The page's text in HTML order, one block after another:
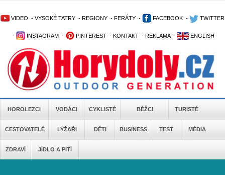
VIDEO - VYSOKÉ TATRY - REGIONY - FERÁTY - FACEBOOK - TWITTER
- INSTAGRAM - PINTEREST - KONTAKT - REKLAMA - ENGLISH
HOROLEZCI VODÁCI CYKLISTÉ BĚŽCI TURISTÉ
CESTOVATELÉ LYŽAŘI DĚTI BUSINESS TEST MÉDIA
ZDRAVÍ JÍDLO A PITÍ